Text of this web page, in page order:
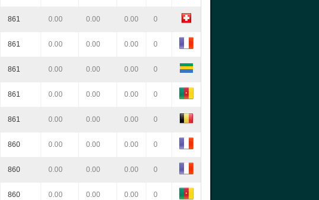
861 0.00 0.00 0.00 0
861 0.00 0.00 0.00 0
861 0.00 0.00 0.00 0
861 0.00 0.00 0.00 0
861 0.00 0.00 0.00 0
860 0.00 0.00 0.00 0
860 0.00 0.00 0.00 0
860 0.00 0.00 0.00 0